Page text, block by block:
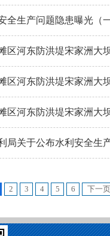
全生产问题隐患曝光（一
区河东防洪堤宋家洲大
区河东防洪堤宋家洲大
区河东防洪堤宋家洲大
局关于公布水利安全生
2 3 4 5 6 下一页